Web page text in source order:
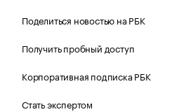
Поделиться новостью на РБК
Получить пробный доступ
Корпоративная подписка РБК
Стать экспертом